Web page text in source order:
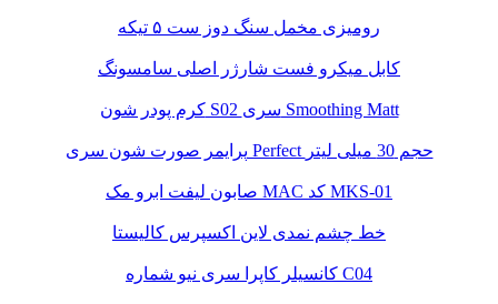
رومیزی مخمل سنگ دوز ست ۵ تیکه
کابل میکرو فست شارژر اصلی سامسونگ
کرم پودر شون S02 سری Smoothing Matt
پرایمر صورت شون سری Perfect حجم 30 میلی لیتر
صابون لیفت ابرو مک MAC کد MKS-01
خط چشم نمدی لاین اکسپرس کالیستا
کانسیلر کاپرا سری نیو شماره C04